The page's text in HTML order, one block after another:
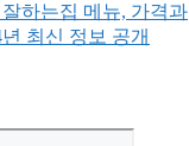
하는집 메뉴, 가격과
최신 정보 공개